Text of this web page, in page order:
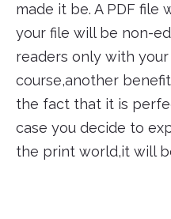
made it be. A PDF file
your file will be non-
readers only with
course,another
the fact that it is
case you decide to
the print world,it will